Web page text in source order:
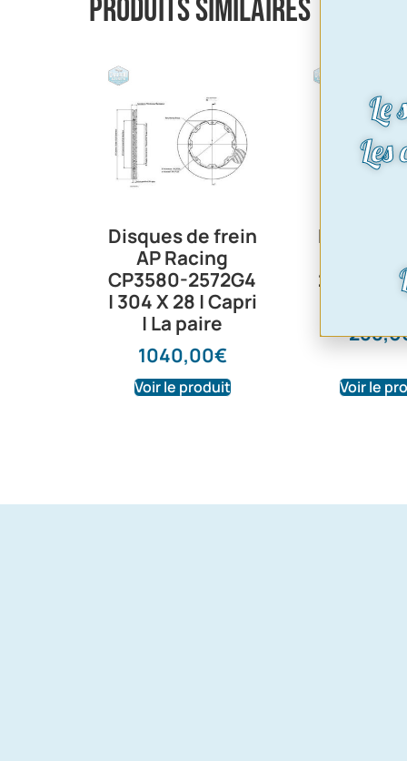
Produits similaires
Disques de frein
AP Racing
CP3580-2572G4
| 304 X 28 | Capri
| La paire
1040,00€
Voir le produit
Paire
2600RS
12/
Voir le
Le